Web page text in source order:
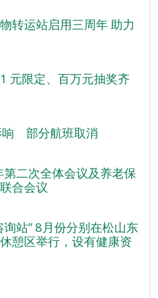
转运站启用三周年 助力
元限定、百万元抽奖齐
响 部分航班取消
二次全体会议及养老保
合会议
站” 8月份分别在松山东
憩区举行，设有健康资